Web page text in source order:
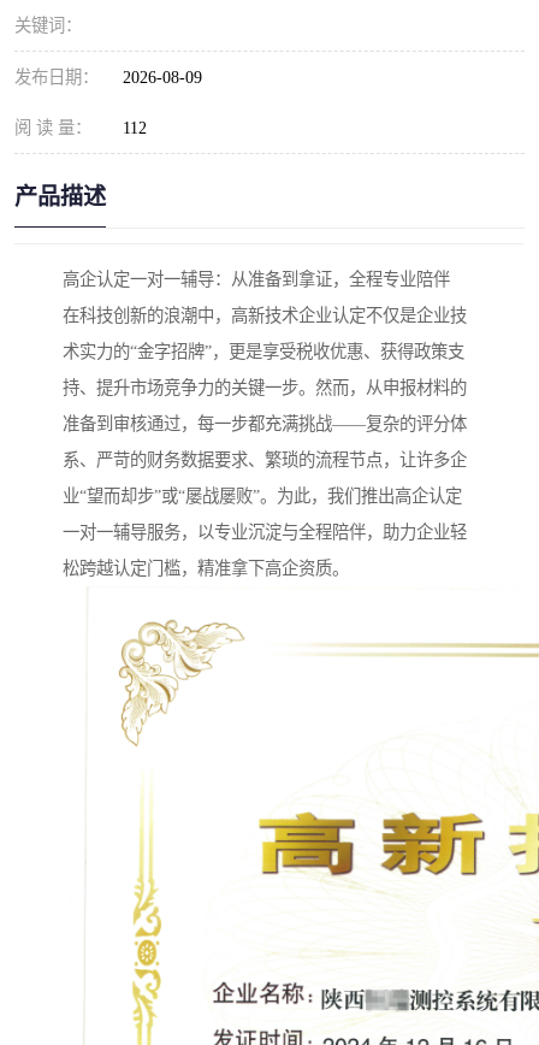
关键词：
发布日期： 2026-08-09
阅 读 量： 112
产品描述
高企认定一对一辅导：从准备到拿证，全程专业陪伴
在科技创新的浪潮中，高新技术企业认定不仅是企业技
术实力的“金字招牌”，更是享受税收优惠、获得政策支
持、提升市场竞争力的关键一步。然而，从申报材料的
准备到审核通过，每一步都充满挑战——复杂的评分体
系、严苛的财务数据要求、繁琐的流程节点，让许多企
业“望而却步”或“屡战屡败”。为此，我们推出高企认定
一对一辅导服务，以专业沉淀与全程陪伴，助力企业轻
松跨越认定门槛，精准拿下高企资质。